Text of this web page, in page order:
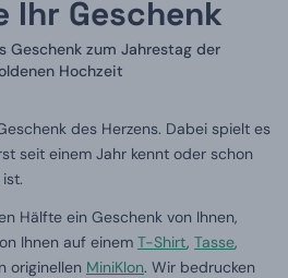
Ihr Geschenk
Geschenk zum Jahrestag der
Hochzeit
des Herzens. Dabei spielt es
seit einem Jahr kennt oder schon
Hälfte ein Geschenk von Ihnen,
Ihnen auf einem T-Shirt, Tasse,
originellen MiniKlon. Wir bedrucken